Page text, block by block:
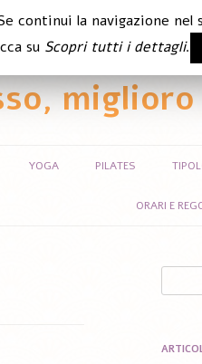
miglioro
YOGA PILATES
ORARI E
la navigazione nel
su Scopri tutti i dettagli.